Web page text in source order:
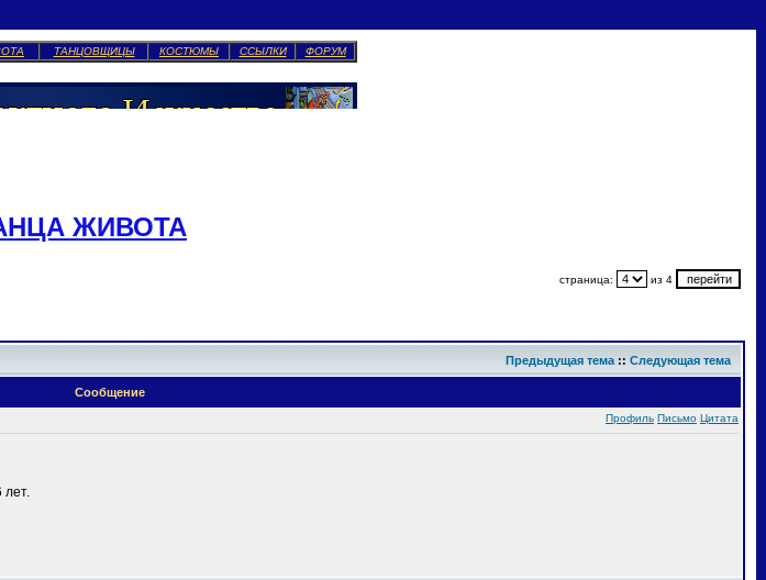
ТАНЦОВЩИЦЫ КОСТЮМЫ ССЫЛКИ ФОРУМ
ЖИВОТА
страница: из 4
Предыдущая тема :: Следующая тема
Сообщение
Профиль Письмо Цитата